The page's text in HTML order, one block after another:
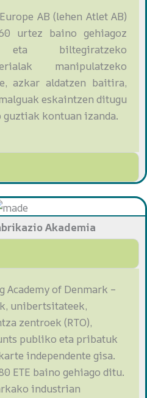
AB (lehen Atlet AB)
urtez baino gehiagoz
eta biltegiratzeko
manipulatzeko
azkar aldatzen baitira,
eskaintzen ditugu
kontuan izanda.
Akademia
Academy of Denmark –
unibertsitateek,
zentroek (RTO),
publiko eta pribatuk
independente gisa.
ETE baino gehiago ditu.
industrian